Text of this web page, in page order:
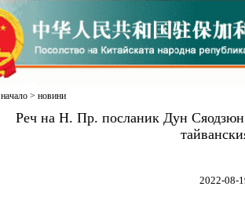
начало> новини
Реч на Н. Пр. посланик Дун Сяодзюн
2022-08-